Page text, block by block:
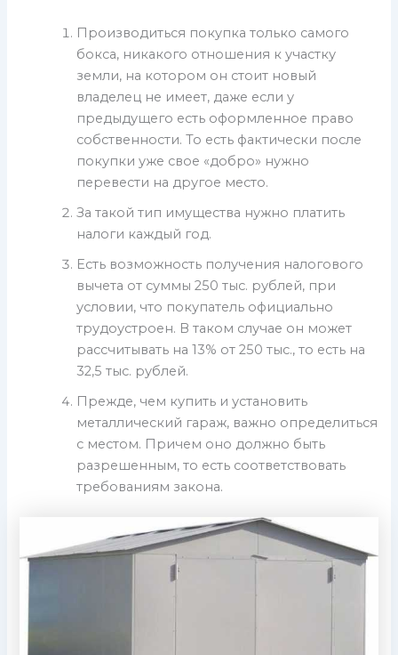
Производиться покупка только самого
бокса, никакого отношения к участку
земли, на котором он стоит новый
владелец не имеет, даже если у
предыдущего есть оформленное право
собственности. То есть фактически после
покупки уже свое «добро» нужно
перевести на другое место.
За такой тип имущества нужно платить
налоги каждый год.
Есть возможность получения налогового
вычета от суммы 250 тыс. рублей, при
условии, что покупатель официально
трудоустроен. В таком случае он может
рассчитывать на 13% от 250 тыс., то есть на
32,5 тыс. рублей.
Прежде, чем купить и установить
металлический гараж, важно определиться
с местом. Причем оно должно быть
разрешенным, то есть соответствовать
требованиям закона.